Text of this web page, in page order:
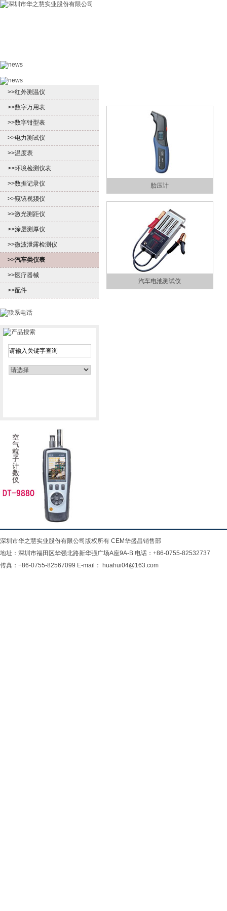
>>红外测温仪
>>数字万用表
>>数字钳型表
>>电力测试仪
>>温度表
>>环境检测仪表
>>数据记录仪
>>窥镜视频仪
>>激光测距仪
>>涂层测厚仪
>>微波泄露检测仪
>>汽车类仪表
>>医疗器械
>>配件
胎压计
汽车电池测试仪
深圳市华之慧实业股份有限公司版权所有 CEM华盛昌销售部
地址：深圳市福田区华强北路新华强广场A座9A-B 电话：+86-0755-82532737
传真：+86-0755-82567099 E-mail： huahui04@163.com